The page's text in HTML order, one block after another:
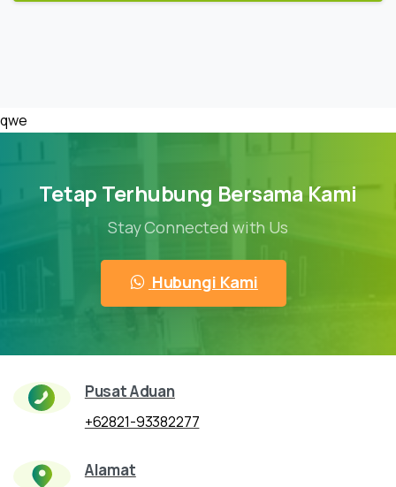
qwe
Tetap Terhubung Bersama Kami
Stay Connected with Us
Hubungi Kami
Pusat Aduan
+62821-93382277
Alamat